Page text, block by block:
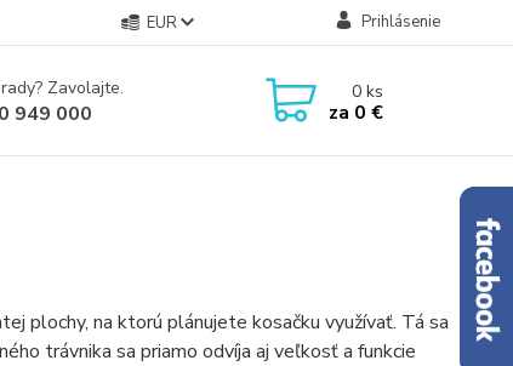
EUR Prihlásenie
Zavolajte.
949 000
0ks
za 0 €
plochy, na ktorú plánujete kosačku využívať. Tá sa
trávnika sa priamo odvíja aj veľkosť a funkcie